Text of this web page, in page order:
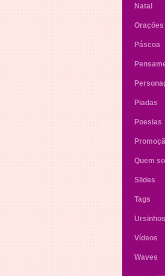
Natal
Páscoa
Piadas
Poesias
Quem
Slides
Tags
Ursinhos
Vídeos
Waves